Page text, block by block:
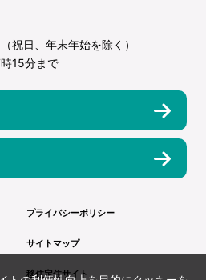
祝日、年末年始を除く）
15分まで
プライバシーポリシー
サイトマップ
移住定住サイト